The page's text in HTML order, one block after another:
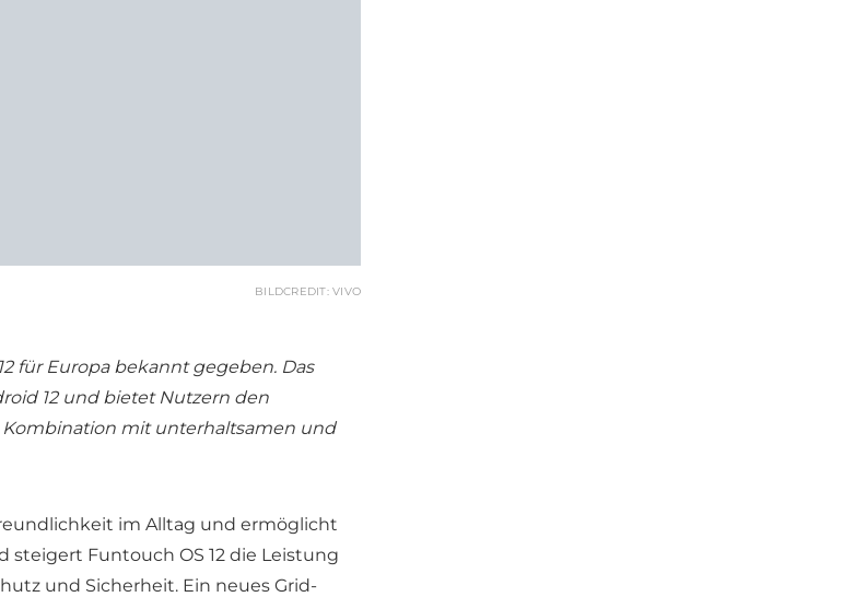
BILDCREDIT: VIVO
für Europa bekannt gegeben. Das
12 und bietet Nutzern den
mit unterhaltsamen und
im Alltag und ermöglicht
Funtouch OS 12 die Leistung
und Sicherheit. Ein neues Grid-